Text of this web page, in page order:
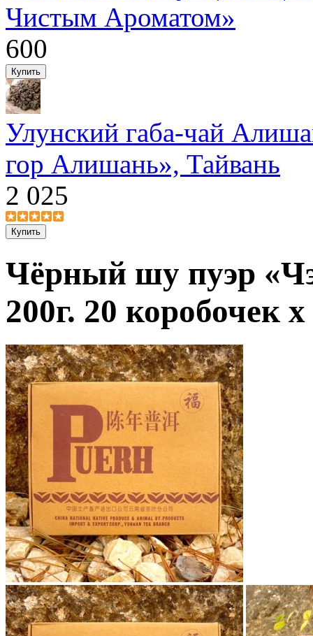
Чистым Ароматом»
600
Улунский габа-чай
гор Алишань», Тайвань
2 025
Чёрный шу пуэр
200г. 20 коробочек